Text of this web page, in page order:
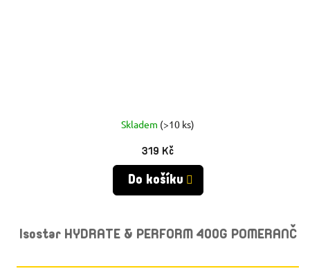
Skladem (>10 ks)
319 Kč
Do košíku
Isostar HYDRATE & PERFORM 400G POMERANČ